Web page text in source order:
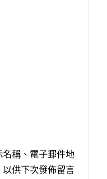
名稱、電子郵件地
供下次發佈留言